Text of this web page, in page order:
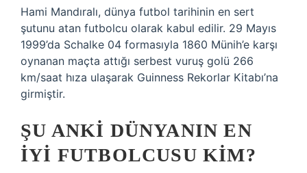
Hami Mandıralı, dünya futbol tarihinin en sert
şutunu atan futbolcu olarak kabul edilir. 29 Mayıs
1999’da Schalke 04 formasıyla 1860 Münih’e karşı
oynanan maçta attığı serbest vuruş golü 266
km/saat hıza ulaşarak Guinness Rekorlar Kitabı’na
girmiştir.
ŞU ANKI DÜNYANIN EN
IYI FUTBOLCUSU KIM?